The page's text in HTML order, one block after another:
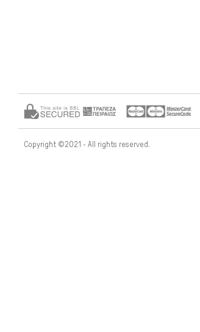
Copyright ©2021 - All rights reserved.